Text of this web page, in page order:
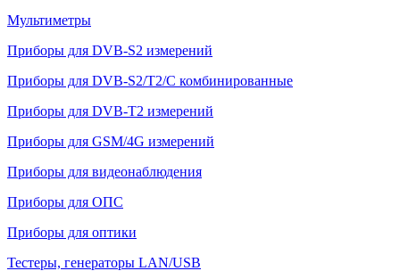
Мультиметры
Приборы для DVB-S2 измерений
Приборы для DVB-S2/T2/C комбинированные
Приборы для DVB-T2 измерений
Приборы для GSM/4G измерений
Приборы для видеонаблюдения
Приборы для ОПС
Приборы для оптики
Тестеры, генераторы LAN/USB